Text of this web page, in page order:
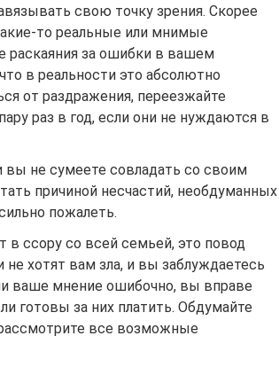
свою точку зрения. Скорее
то реальные или мнимые
раскаяния за ошибки в вашем
в реальности это абсолютно
от раздражения, переезжайте
раз в год, если они не нуждаются в
не сумеете совладать со своим
причиной несчастий, необдуманных
пожалеть.
в ссору со всей семьей, это повод
хотят вам зла, и вы заблуждаетесь
ваше мнение ошибочно, вы вправе
готовы за них платить. Обдумайте
все возможные